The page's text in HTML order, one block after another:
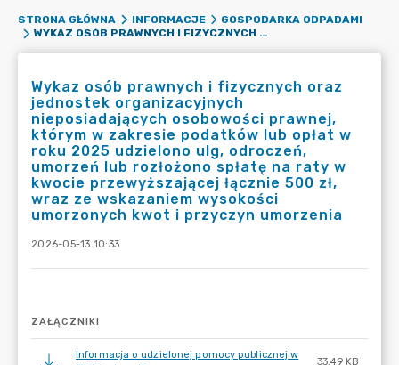
STRONA GŁÓWNA INFORMACJE
GOSPODARKA ODPADAMI
WYKAZ OSÓB PRAWNYCH I FIZYCZNYCH ORAZ JEDNOSTEK ORGANIZACYJNYCH NIEPOSIADAJĄCYCH OSOBOWOŚCI PRAWNEJ, KTÓRYM W ZAKRESIE PODATKÓW LUB OPŁAT W ROKU 2025 UDZIELONO ULG, ODROCZEŃ, UMORZEŃ LUB ROZŁOŻONO SPŁATĘ NA RATY W KWOCIE PRZEWYŻSZAJĄCEJ ŁĄCZNIE 500 ZŁ, WRAZ ZE WSKAZANIEM WYSOKOŚCI UMORZONYCH KWOT I PRZYCZYN UMORZENIA
Wykaz osób prawnych i fizycznych oraz
jednostek organizacyjnych
nieposiadających osobowości prawnej,
którym w zakresie podatków lub opłat w
roku 2025 udzielono ulg, odroczeń,
umorzeń lub rozłożono spłatę na raty w
kwocie przewyższającej łącznie 500 zł,
wraz ze wskazaniem wysokości
umorzonych kwot i przyczyn umorzenia
2026-05-13 10:33
ZAŁĄCZNIKI
Informacja o udzielonej pomocy publicznej w
33.49 KB